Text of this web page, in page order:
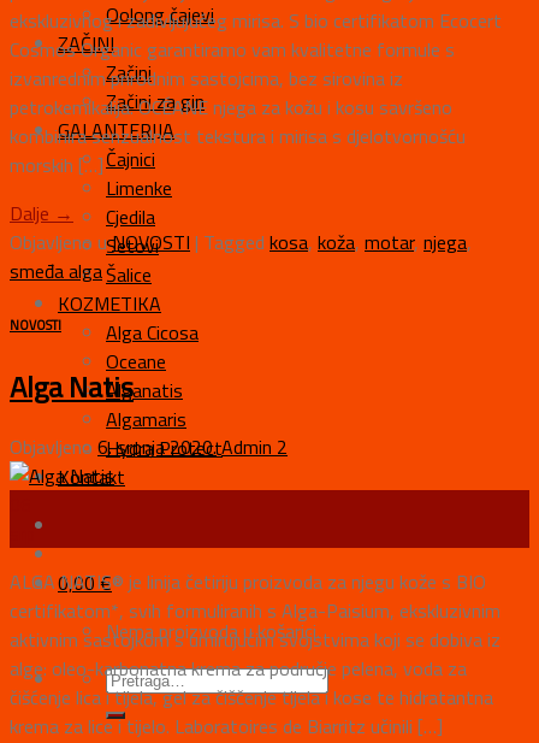
Oolong čajevi
ZAČINI
Začini
Začini za gin
GALANTERIJA
Čajnici
Limenke
Cjedila
Setovi
Šalice
KOZMETIKA
Alga Cicosa
Oceane
Alganatis
Algamaris
Hydra Protect
Kontakt
0,00€
Nema proizvoda u košarici.
ekskluzivnog i zadivljujućeg mirisa. S bio certifikatom Ecocert
Cosmos Organic garantiramo vam kvalitetne formule s
izvanrednim prirodnim sastojcima, bez sirovina iz
petrokemikalija. OCÉANE njega za kožu i kosu savršeno
kombinira senzualnost tekstura i mirisa s djelotvornošću
morskih […]
Dalje →
Objavljeno uNOVOSTI | Tagged kosa, koža, motar, njega,
smeđa alga
NOVOSTI
Alga Natis
Objavljeno 6. srpnja 2020.Admin 2
ALGA NATIS® je linija četiriju proizvoda za njegu kože s BIO
certifikatom*, svih formuliranih s Alga-Paisium, ekskluzivnim
aktivnim sastojkom s umirujućim svojstvima koji se dobiva iz
alge: oleo-karbonatna krema za područje pelena, voda za
čišćenje lica i tijela, gel za čiščenje tijela i kose te hidratantna
krema za lice i tijelo. Laboratoires de Biarritz učinili […]